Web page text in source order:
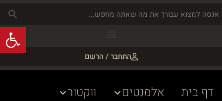
התחבר / הרשם
דף בית אלמנטים
ווקטור